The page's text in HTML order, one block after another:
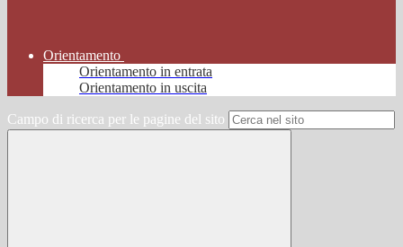
Orientamento
Orientamento in entrata
Orientamento in uscita
Campo di ricerca per le pagine del sito